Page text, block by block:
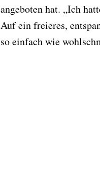
angeboten hat. „Ich
Auf ein freieres,
so einfach wie